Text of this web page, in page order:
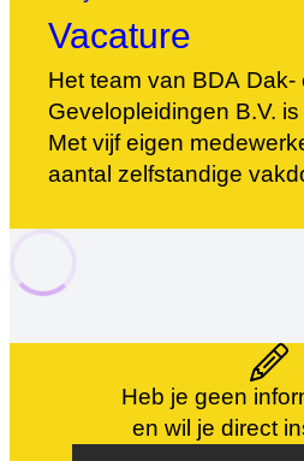
bedrijven in de
Vacature
Het team van BDA Dak-
Gevelopleidingen B.V.
Met vijf eigen
aantal zelfstandige
hebben nog dagelijks
plaatsen we die hier!
Heb je geen
en wil je direct